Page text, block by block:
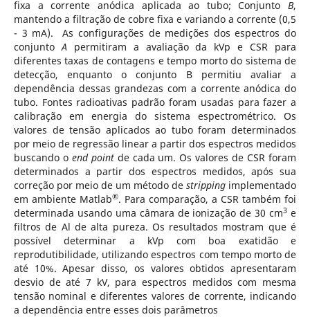
fixa a corrente anódica aplicada ao tubo; ConjuntoB,
mantendo a filtração de cobre fixa e variando a corrente (0,5
- 3 mA). As configurações de medições dos espectros do
conjuntoApermitiram a avaliação da kVp e CSR para
diferentes taxas de contagens e tempo morto do sistema de
detecção, enquanto o conjunto B permitiu avaliar a
dependência dessas grandezas com a corrente anódica do
tubo. Fontes radioativas padrão foram usadas para fazer a
calibração em energia do sistema espectrométrico. Os
valores de tensão aplicados ao tubo foram determinados
por meio de regressão linear a partir dos espectros medidos
buscando o end point de cada um. Os valores de CSR foram
determinados a partir dos espectros medidos, após sua
correção por meio de um método destripping implementado
em ambiente Matlab®. Para comparação, a CSR também foi
determinada usando uma câmara de ionização de 30 cm3 e
filtros de Al de alta pureza. Os resultados mostram que é
possível determinar a kVp com boa exatidão e
reprodutibilidade, utilizando espectros com tempo morto de
até 10%. Apesar disso, os valores obtidos apresentaram
desvio de até 7 kV, para espectros medidos com mesma
tensão nominal e diferentes valores de corrente, indicando
a dependência entre esses dois parâmetros